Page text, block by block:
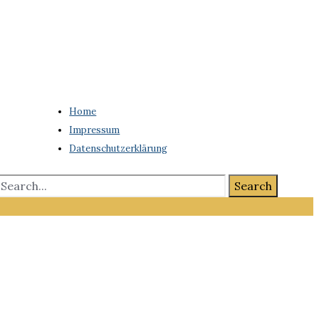
Home
Impressum
Datenschutzerklärung
Search